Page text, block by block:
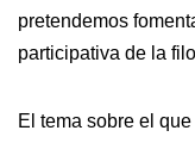
pretendemos
participativa de la
El tema sobre el